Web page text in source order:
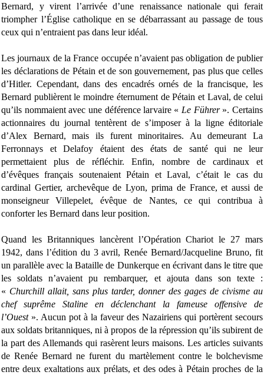
Bernard, y virent l’arrivée d’une renaissance nationale qui ferait
triompher l’Église catholique en se débarrassant au passage de tous
ceux qui n’entraient pas dans leur idéal.
Les journaux de la France occupée n’avaient pas obligation de publier
les déclarations de Pétain et de son gouvernement, pas plus que celles
d’Hitler. Cependant, dans des encadrés ornés de la francisque, les
Bernard publièrent le moindre éternument de Pétain et Laval, de celui
qu’ils nommaient avec une déférence larvaire « Le Führer». Certains
actionnaires du journal tentèrent de s’imposer à la ligne éditoriale
d’Alex Bernard, mais ils furent minoritaires. Au demeurant La
Ferronnays et Delafoy étaient des états de santé qui ne leur
permettaient plus de réfléchir. Enfin, nombre de cardinaux et
d’évêques français soutenaient Pétain et Laval, c’était le cas du
cardinal Gertier, archevêque de Lyon, prima de France, et aussi de
monseigneur Villepelet, évêque de Nantes, ce qui contribua à
conforter les Bernard dans leur position.
Quand les Britanniques lancèrent l’Opération Chariot le 27 mars
1942, dans l’édition du 3 avril, Renée Bernard/Jacqueline Bruno, fit
un parallèle avec la Bataille de Dunkerque en écrivant dans le titre que
les soldats n’avaient pu rembarquer, et ajouta dans son texte :
« Churchill allait, sans plus tarder, donner des gages de civisme au
chef suprême Staline en déclenchant la fameuse offensive de
l’Ouest». Aucun pot à la faveur des Nazairiens qui portèrent secours
aux soldats britanniques, ni à propos de la répression qu’ils subirent de
la part des Allemands qui rasèrent leurs maisons. Les articles suivants
de Renée Bernard ne furent du martèlement contre le bolchevisme
entre deux exaltations aux prélats, et des odes à Pétain proches de la